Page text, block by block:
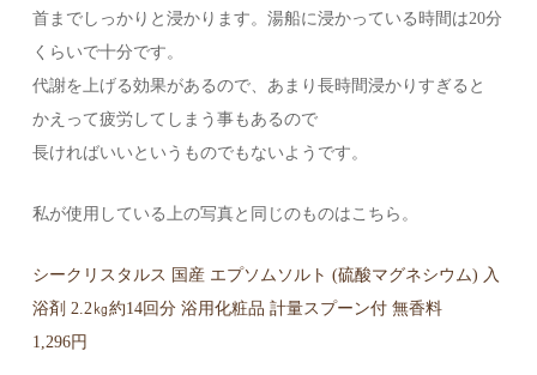
首までしっかりと浸かります。湯船に浸かっている時間は20分
くらいで十分です。
代謝を上げる効果があるので、あまり長時間浸かりすぎると
かえって疲労してしまう事もあるので
長ければいいというものでもないようです。
私が使用している上の写真と同じのものはこちら。
シークリスタルス 国産 エプソムソルト (硫酸マグネシウム) 入
浴剤 2.2㎏約14回分 浴用化粧品 計量スプーン付 無香料
1,296円